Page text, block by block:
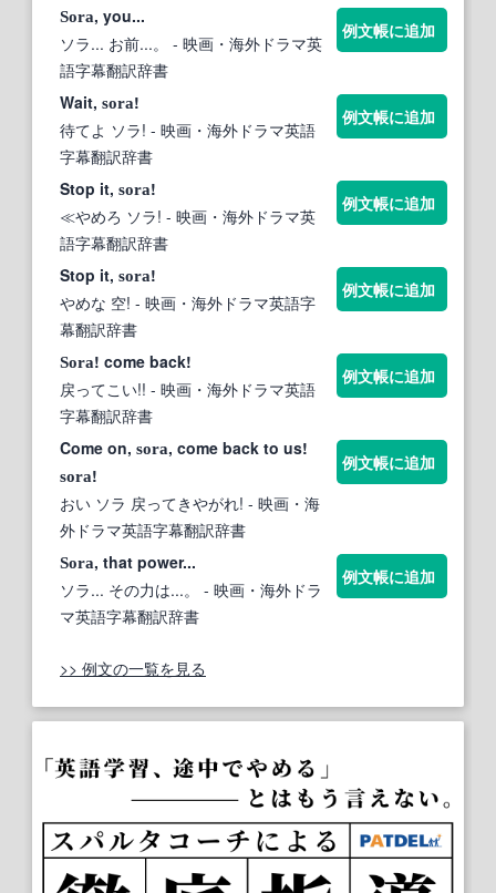
Sora, you...
ソラ... お前...。
- 映画・海外ドラマ英
語字幕翻訳辞書
例文帳に追加
Wait, sora!
待てよ ソラ! - 映画・海外ドラマ英語
字幕翻訳辞書
例文帳に追加
Stop it, sora!
≪やめろ ソラ! - 映画・海外ドラマ英
語字幕翻訳辞書
例文帳に追加
Stop it, sora!
やめな 空! - 映画・海外ドラマ英語字
幕翻訳辞書
例文帳に追加
Sora! come back!
戻ってこい!! - 映画・海外ドラマ英語
字幕翻訳辞書
例文帳に追加
Come on, sora, come back to us!
sora!
おい ソラ 戻ってきやがれ! - 映画・海
外ドラマ英語字幕翻訳辞書
例文帳に追加
Sora, that power...
ソラ... その力は...。
- 映画・海外ドラ
マ英語字幕翻訳辞書
例文帳に追加
>> 例文の一覧を見る